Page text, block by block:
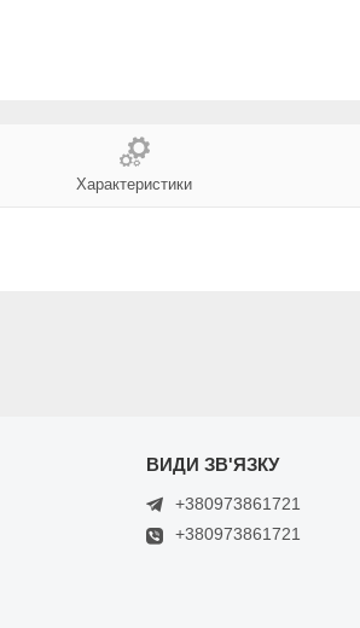
Характеристики
+380973861721
+380973861721